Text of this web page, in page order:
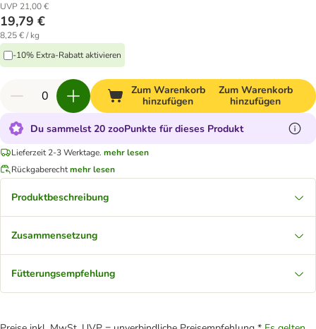
UVP 21,00 €
19,79 €
8,25 € / kg
-10% Extra-Rabatt aktivieren
Zum Warenkorb
hinzufügen
Zum Warenkorb
hinzufügen
Du sammelst 20 zooPunkte für dieses Produkt
Lieferzeit 2-3 Werktage. mehr lesen
Rückgaberechtmehr lesen
Produktbeschreibung
Zusammensetzung
Fütterungsempfehlung